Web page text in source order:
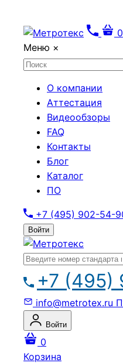
0
Меню ×
О компании
Аттестация
Видеообзоры
FAQ
Контакты
Блог
Каталог
ПО
+7 (495) 902-54-
Войти
+7 (495)
info@metrotex.ru
Войти
0
Корзина